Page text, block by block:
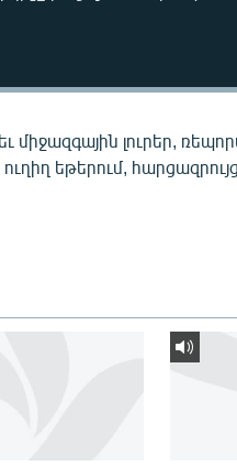
միջազգային լուրեր,
ուղիղ եթերում,